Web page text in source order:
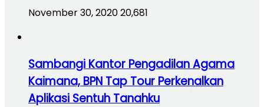
November 30, 202020,681
Sambangi Kantor Pengadilan Agama
Kaimana, BPN Tap Tour Perkenalkan
Aplikasi Sentuh Tanahku